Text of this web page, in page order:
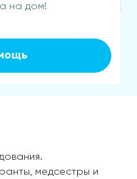
на дом!
медсестры и